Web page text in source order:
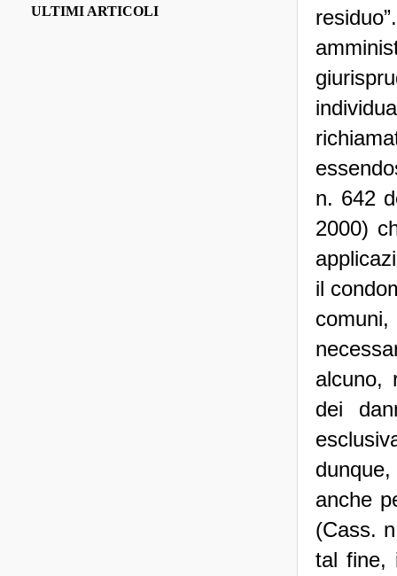
n. 642
2000)
il
alcuno,
dei
anche
(Cass.
tal fine,
ULTIMI ARTICOLI